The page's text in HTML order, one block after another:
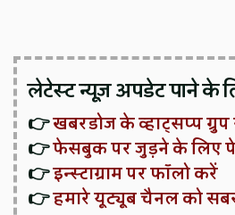
लेटेस्ट न्यूज़ अपडेट पाने के
👉खबरडोज के व्हाट्सप्प
👉फेसबुक पर जुड़ने के लिए
👉इन्स्टाग्राम पर फॉलो करें
👉हमारे यूट्यूब चैनल को